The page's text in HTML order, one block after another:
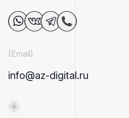
(Email)
info@az-digital.ru